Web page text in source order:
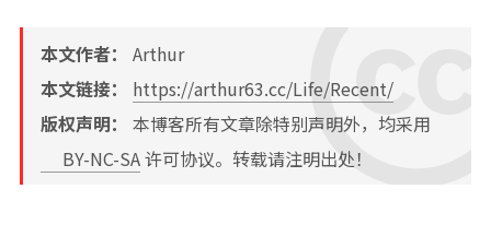
本文作者： Arthur
本文链接：
https://arthur63.cc/Life/Recent/
版权声明： 本博客所有文章除特别声明外，均采用
BY-NC-SA许可协议。转载请注明出处！